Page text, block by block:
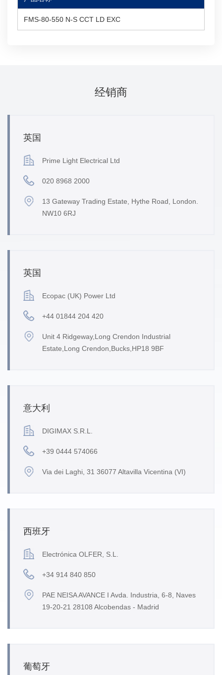
FMS-80-550 N-S CCT LD EXC
经销商
英国
Prime Light Electrical Ltd
020 8968 2000
13 Gateway Trading Estate, Hythe Road, London.
NW10 6RJ
英国
Ecopac (UK) Power Ltd
+44 01844 204 420
Unit 4 Ridgeway,Long Crendon Industrial
Estate,Long Crendon,Bucks,HP18 9BF
意大利
DIGIMAX S.R.L.
+39 0444 574066
Via dei Laghi, 31 36077 Altavilla Vicentina (VI)
西班牙
Electrónica OLFER, S.L.
+34 914 840 850
PAE NEISA AVANCE I Avda. Industria, 6-8, Naves
19-20-21 28108 Alcobendas - Madrid
葡萄牙